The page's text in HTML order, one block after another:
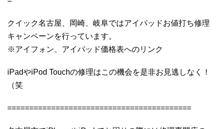
クイック名古屋、岡崎、岐阜ではアイパッドお値打ち修理
キャンペーンを行っています。
※アイフォン、アイパッド価格表へのリンク
iPadやiPod Touchの修理はこの機会を是非お見逃しなく！
（笑
==========================================